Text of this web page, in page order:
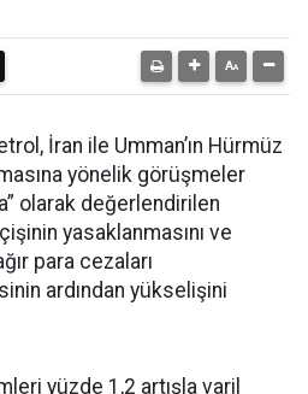
İran ile Umman’ın Hürmüz
yönelik görüşmeler
olarak değerlendirilen
yasaklanmasını ve
para cezaları
ardından yükselişini
yüzde 1,2 artışla varil